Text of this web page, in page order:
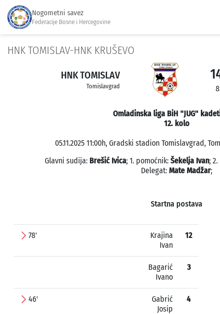
Nogometni savez
Federacije Bosne i Hercegovine
HNK TOMISLAV-HNK KRUŠEVO
HNK TOMISLAV
Tomislavgrad
Omladinska liga BiH "JUG"
12. kolo
05.11.2025 11:00h, Gradski stadion Tomislavgrad,
Glavni sudija: Brešić Ivica; 1. pomoćnik: Šekelja Ivan;
Delegat: Mate Madžar;
Startna postava
78'
Krajina
Ivan
12
Bagarić
Ivano
3
46'
Gabrić
Josip
4